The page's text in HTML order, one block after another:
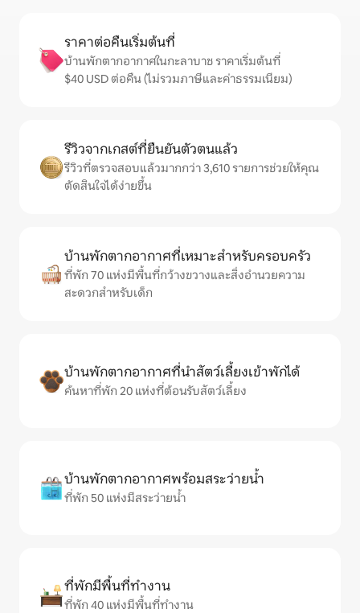
ราคาต่อคืนเริ่มต้นที่
บ้านพักตากอากาศในกะลาบาช ราคาเริ่มต้นที่
$40 USD ต่อคืน (ไม่รวมภาษีและค่าธรรมเนียม)
รีวิวจากเกสต์ที่ยืนยันตัวตนแล้ว
รีวิวที่ตรวจสอบแล้วมากกว่า 3,610 รายการช่วยให้คุณ
ตัดสินใจได้ง่ายขึ้น
บ้านพักตากอากาศที่เหมาะสำหรับครอบครัว
ที่พัก 70 แห่งมีพื้นที่กว้างขวางและสิ่งอำนวยความ
สะดวกสำหรับเด็ก
บ้านพักตากอากาศที่นำสัตว์เลี้ยงเข้าพักได้
ค้นหาที่พัก 20 แห่งที่ต้อนรับสัตว์เลี้ยง
บ้านพักตากอากาศพร้อมสระว่ายน้ำ
ที่พัก 50 แห่งมีสระว่ายน้ำ
ที่พักมีพื้นที่ทำงาน
ที่พัก 40 แห่งมีพื้นที่ทำงาน